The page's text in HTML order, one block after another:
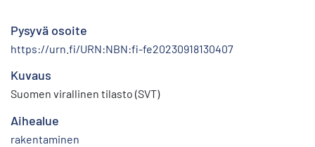
Pysyvä osoite
https://urn.fi/URN:NBN:fi-fe20230918130407
Kuvaus
Suomen virallinen tilasto (SVT)
Aihealue
rakentaminen